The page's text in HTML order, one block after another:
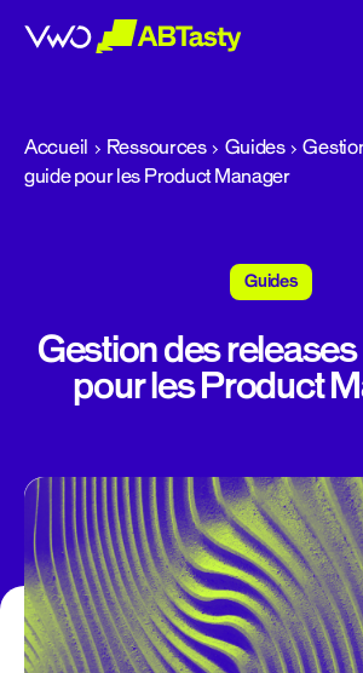
Accueil Ressources Guides
guide pour les Product Manager
Guides
Gestion des releases
pour les Product